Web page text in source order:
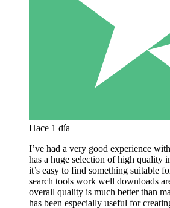
Hace 1 día
I’ve had a very good experience
has a huge selection of high quality
it’s easy to find something suitable
search tools work well downloads
overall quality is much better than
has been especially useful for